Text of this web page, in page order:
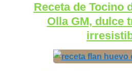
Receta de Tocino
Olla GM, dulce